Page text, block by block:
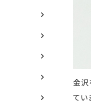
金沢
てい